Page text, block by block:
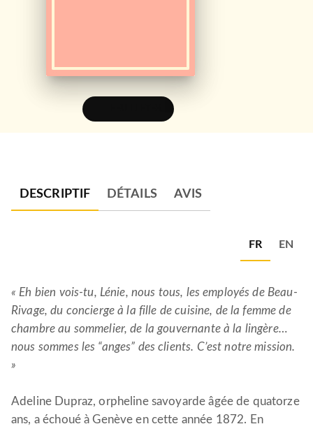
DESCRIPTIF DÉTAILS AVIS
FR EN
« Eh bien vois-tu, Lénie, nous tous, les employés de Beau-
Rivage, du concierge à la fille de cuisine, de la femme de
chambre au sommelier, de la gouvernante à la lingère…
nous sommes les “anges” des clients. C’est notre mission.
»
Adeline Dupraz, orpheline savoyarde âgée de quatorze
ans, a échoué à Genève en cette année 1872. En